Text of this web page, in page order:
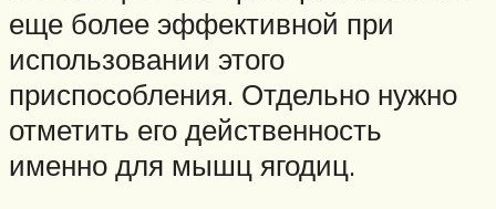
еще более эффективной при
использовании этого
приспособления. Отдельно нужно
отметить его действенность
именно для мышц ягодиц.